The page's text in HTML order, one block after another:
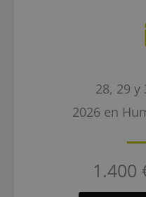
28, 29 y
2026 en
1.400